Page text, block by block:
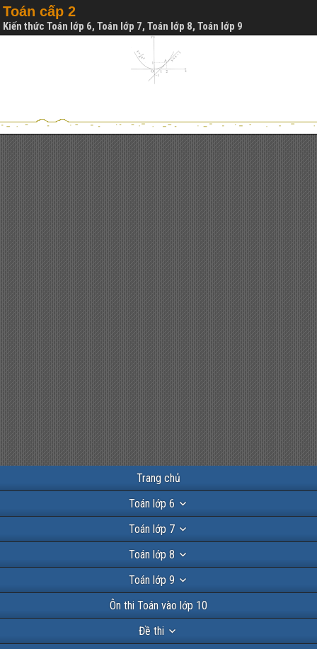
Toán cấp 2
Kiến thức Toán lớp 6, Toán lớp 7, Toán lớp 8, Toán lớp 9
Trang chủ
Toán lớp 6
Toán lớp 7
Toán lớp 8
Toán lớp 9
Ôn thi Toán vào lớp 10
Đề thi